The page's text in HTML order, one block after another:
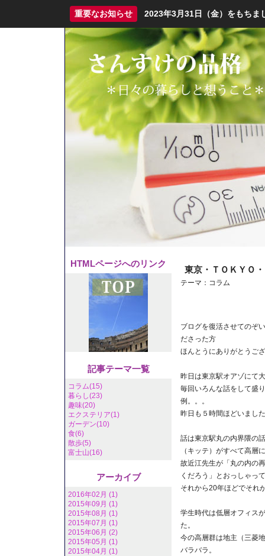
重要なお知らせ 2023年3月31日（金）をもちま
東京・ＴＯＫＹＯ
テーマ： コラム
ブログを復活させてのぞ
ださった方
ほんとうにありがとうご
昨日は東京駅オアゾにて
毎回いろんな話をして盛
例。。。
昨日も５時間ほどいまし
話は東京駅丸の内界隈の
（キッテ）がすべて高層
故近江先生が「丸の内の
くだろう」とおっしゃっ
それから20年ほどでそれ
学生時代は低層オフィス
た。
今の高層群は地主（三菱
バラバラ。
HTMLページへのリンク
記事テーマ一覧
コラム(15)
暮らし(23)
趣味(20)
エクステリア(1)
ガーデン(10)
食(6)
散歩(5)
富士山(16)
アーカイブ
2016年02月 (1)
2015年09月 (1)
2015年08月 (1)
2015年07月 (1)
2015年06月 (2)
2015年05月 (1)
2015年04月 (1)